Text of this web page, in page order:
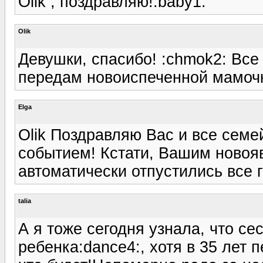
Olik
Девушки, спасибо! :chmok2:
передам новоиспеченной
Elga
Olik Поздравляю Вас и все
событием! Кстати, Вашим
автоматически отпустились все
talia
А я тоже сегодня узнала, что
ребенка:dance4:, хотя в 35 лет